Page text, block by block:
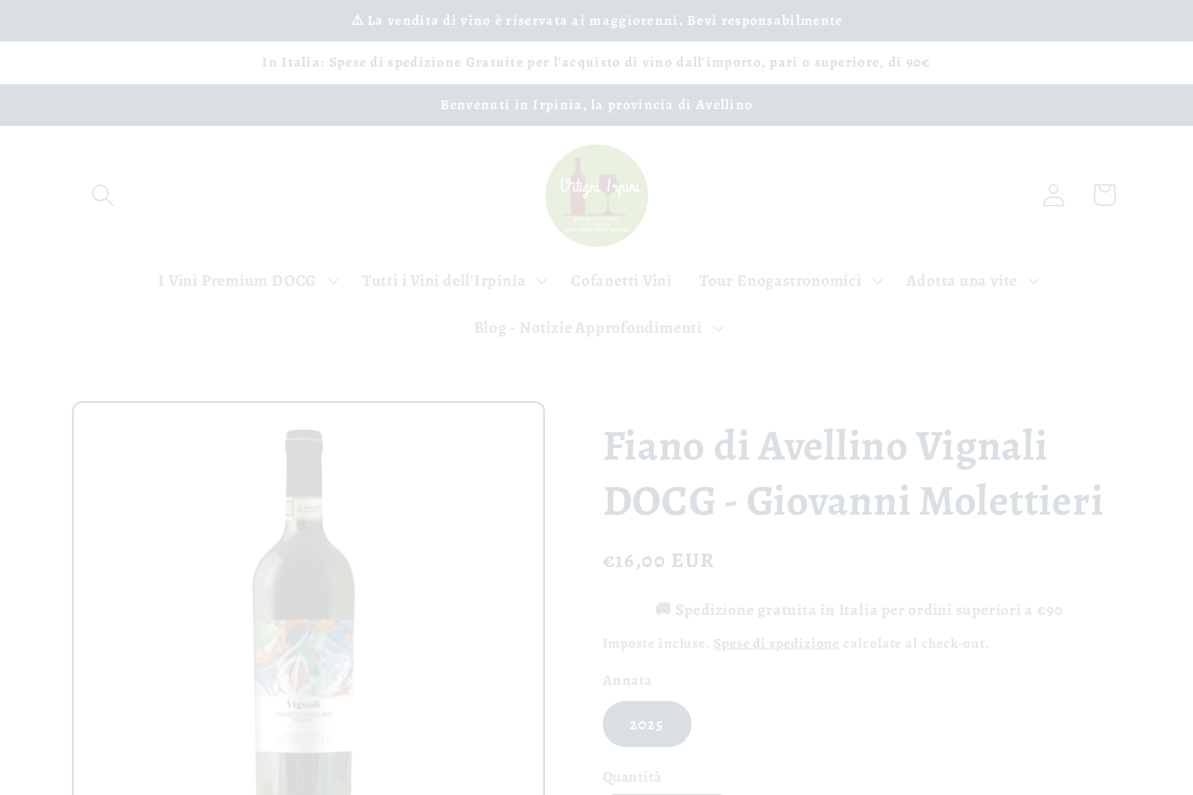
ai contenuti
⚠️ La vendita di vino è riservata ai maggiorenni. Bevi responsabilmente
In Italia: Spese di spedizione Gratuite per l'acquisto di vino dall'importo, pari o superiore, di 90€
Benvenuti in Irpinia, la provincia di Avellino
I Vini Premium DOCG Tutti i Vini dell'Irpinia Cofanetti Vini Tour Enogastronomici Adotta una vite
Blog - Notizie Approfondimenti
Accedi Carrello
Fiano di Avellino Vignali
DOCG - Giovanni Molettieri
Prezzo
listino
€16,00 EUR
🚚 Spedizione gratuita in Italia per ordini superiori a €90
Imposte incluse. Spese di spedizione calcolate al check-out.
Annata
2025
Quantità